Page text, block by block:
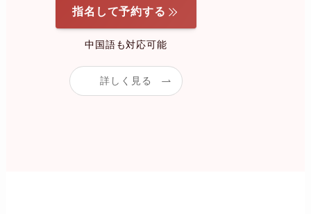
指名して予約する
中国語も対応可能
詳しく見る